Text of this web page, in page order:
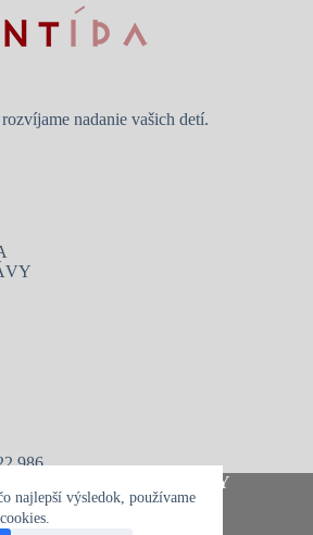
najlepší výsledok, používame
cookies.
nadanie vašich detí.
986
PRIVACY